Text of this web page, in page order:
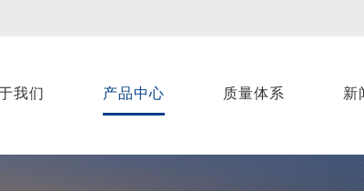
我们 产品中心 质量体系 新